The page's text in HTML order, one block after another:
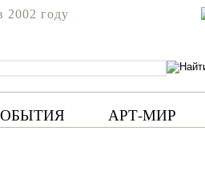
2002 году
АРТ-МИР